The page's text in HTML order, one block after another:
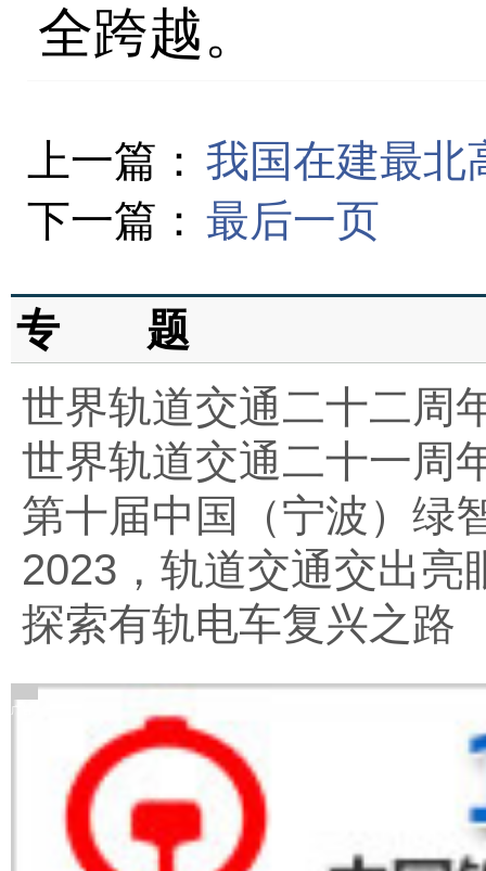
全跨越。
上一篇： 我国在建最北
下一篇： 最后一页
专 题
世界轨道交通二十二周
世界轨道交通二十一周
第十届中国（宁波）绿
2023，轨道交通交出亮
探索有轨电车复兴之路
广告